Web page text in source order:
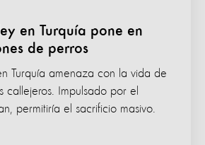
en Turquía pone en
de perros
Turquía amenaza con la vida de
callejeros. Impulsado por el
permitiría el sacrificio masivo.